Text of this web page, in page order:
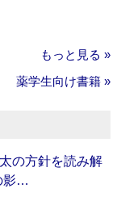
もっと見る »
薬学生向け書籍 »
の方針を読み解
影…